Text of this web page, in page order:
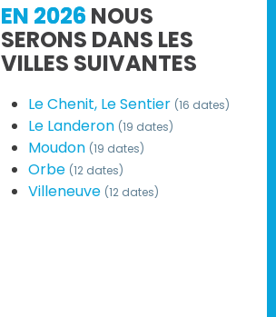
EN 2026 NOUS
SERONS DANS LES
VILLES SUIVANTES
Le Chenit, Le Sentier (16 dates)
Le Landeron (19 dates)
Moudon (19 dates)
Orbe (12 dates)
Villeneuve (12 dates)